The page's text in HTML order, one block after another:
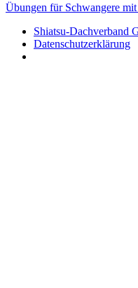
Übungen für Schwangere mit
Shiatsu-Dachverband
Datenschutzerklärung